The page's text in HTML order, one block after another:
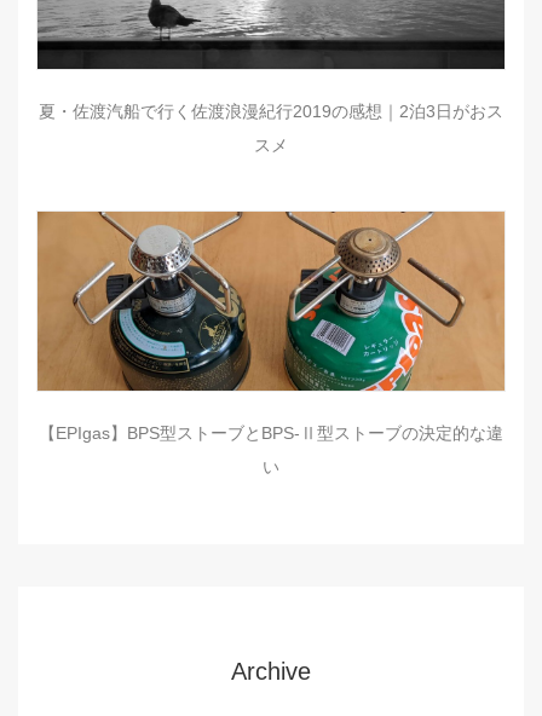
夏・佐渡汽船で行く佐渡浪漫紀行2019の感想｜2泊3日がおス
スメ
【EPIgas】BPS型ストーブとBPS-Ⅱ型ストーブの決定的な違
い
Archive